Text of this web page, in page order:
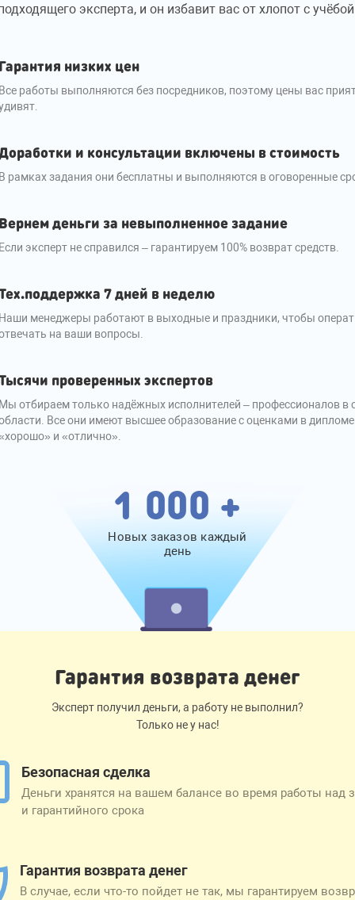
эксперта, и он избавит вас от хлопот с
низких цен
работы выполняются без посредников, поэтому цены вас
и консультации включены в стоимость
рамках задания они бесплатны и выполняются в оговоренные
деньги за невыполненное задание
эксперт не справился – гарантируем 100% возврат средств.
7 дней в неделю
менеджеры работают в выходные и праздники, чтобы
на ваши вопросы.
проверенных экспертов
отбираем только надёжных исполнителей – профессионалов в
Все они имеют высшее образование с оценками в дипломе
и «отлично».
1 000 +
Новых заказов каждый
день
Гарантия возврата денег
Эксперт получил деньги, а работу не выполнил?
Только не у нас!
Безопасная сделка
Деньги хранятся на вашем балансе во время работы над
и гарантийного срока
Гарантия возврата денег
В случае, если что-то пойдет не так, мы гарантируем